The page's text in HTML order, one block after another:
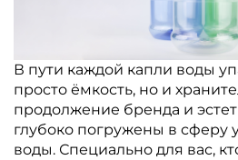
В пути каждой капли воды
просто ёмкость, но и
продолжение бренда и
глубоко погружены в сферу
воды. Специально для вас,